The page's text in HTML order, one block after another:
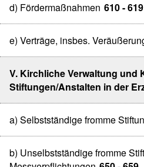
d) Fördermaßnahmen 610 - 619
e) Verträge, insbes.
V. Kirchliche Verwaltung und
Stiftungen/Anstalten in der
a) Selbstständige fromme
b) Unselbstständige fromme